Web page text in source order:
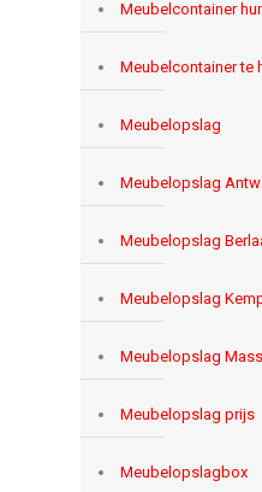
Meubelcontainer
Meubelcontainer te
Meubelopslag
Meubelopslag
Meubelopslag
Meubelopslag
Meubelopslag
Meubelopslag prijs
Meubelopslagbox